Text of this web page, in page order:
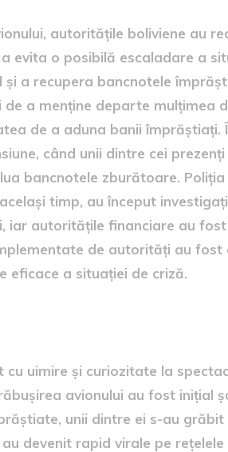
autoritățile boliviene au
evita o posibilă escaladare a
a recupera bancnotele
a menține departe mulțimea
de a aduna banii
când unii dintre cei
bancnotele zburătoare.
timp, au început
iar autoritățile financiare au
de autorități au fost
eficace a situației de criză.
cu uimire și curiozitate la
avionului au fost inițial
unii dintre ei s-au
devenit rapid virale pe rețelele